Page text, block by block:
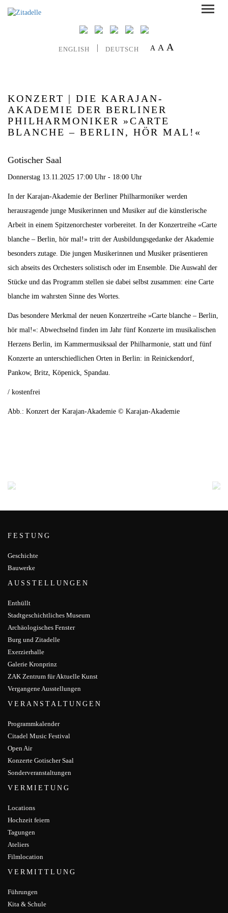
ENGLISH DEUTSCH A A A
KONZERT | DIE KARAJAN-
AKADEMIE DER BERLINER
PHILHARMONIKER »CARTE
BLANCHE – BERLIN, HÖR MAL!«
Gotischer Saal
Donnerstag 13.11.2025 17:00 Uhr - 18:00 Uhr
In der Karajan-Akademie der Berliner Philharmoniker werden
herausragende junge Musikerinnen und Musiker auf die künstlerische
Arbeit in einem Spitzenorchester vorbereitet. In der Konzertreihe «Carte
blanche – Berlin, hör mal!» tritt der Ausbildungsgedanke der Akademie
besonders zutage. Die jungen Musikerinnen und Musiker präsentieren
sich abseits des Orchesters solistisch oder im Ensemble. Die Auswahl der
Stücke und das Programm stellen sie dabei selbst zusammen: eine Carte
blanche im wahrsten Sinne des Wortes.
Das besondere Merkmal der neuen Konzertreihe »Carte blanche – Berlin,
hör mal!«: Abwechselnd finden im Jahr fünf Konzerte im musikalischen
Herzens Berlin, im Kammermusiksaal der Philharmonie, statt und fünf
Konzerte an unterschiedlichen Orten in Berlin: in Reinickendorf,
Pankow, Britz, Köpenick, Spandau.
/ kostenfrei
Abb.: Konzert der Karajan-Akademie © Karajan-Akademie
FESTUNG
Geschichte
Bauwerke
AUSSTELLUNGEN
Enthüllt
Stadtgeschichtliches Museum
Archäologisches Fenster
Burg und Zitadelle
Exerzierhalle
Galerie Kronprinz
ZAK Zentrum für Aktuelle Kunst
Vergangene Ausstellungen
VERANSTALTUNGEN
Programmkalender
Citadel Music Festival
Open Air
Konzerte Gotischer Saal
Sonderveranstaltungen
VERMIETUNG
Locations
Hochzeit feiern
Tagungen
Ateliers
Filmlocation
VERMITTLUNG
Führungen
Kita & Schule